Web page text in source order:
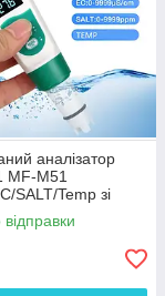
аналізатор
MF-M51
SALT/Temp зі
АТС